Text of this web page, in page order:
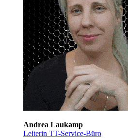
Andrea Laukamp
Leiterin TT-Service-Büro